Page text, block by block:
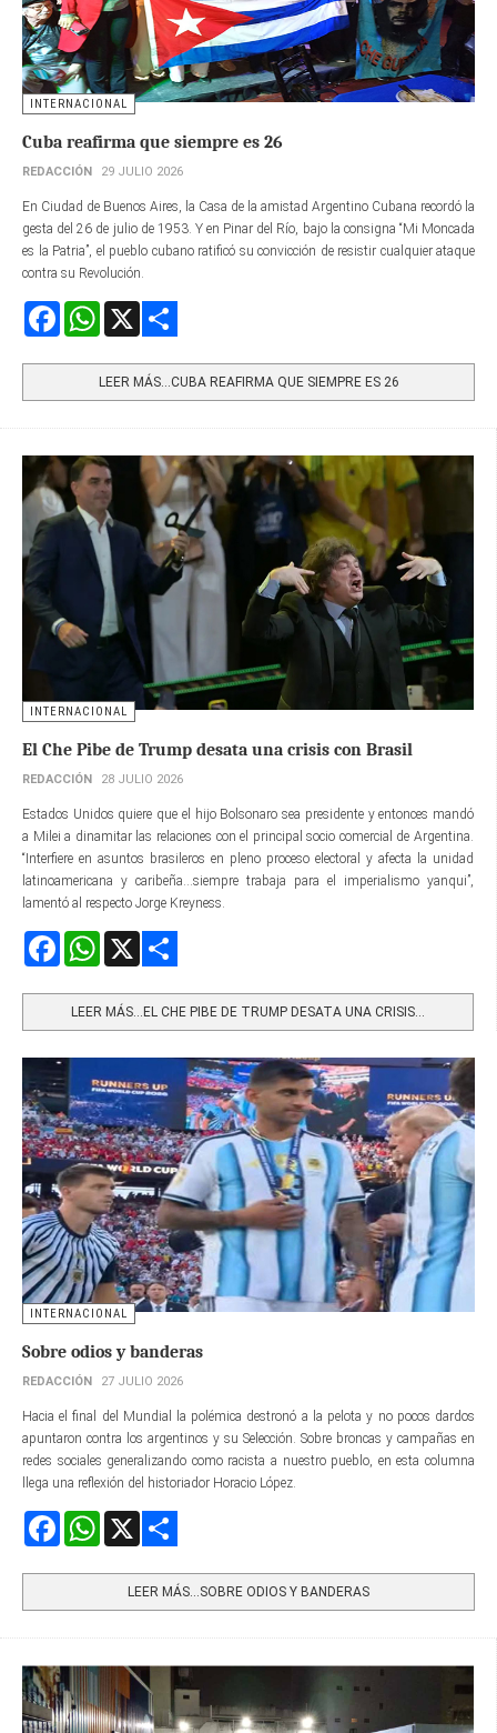
INTERNACIONAL
Cuba reafirma que siempre es 26
REDACCIÓN 29 JULIO 2026
En Ciudad de Buenos Aires, la Casa de la amistad Argentino Cubana recordó la
gesta del 26 de julio de 1953. Y en Pinar del Río, bajo la consigna “Mi Moncada
es la Patria”, el pueblo cubano ratificó su convicción de resistir cualquier ataque
contra su Revolución.
FacebookWhatsApp
LEER MÁS…CUBA REAFIRMA QUE SIEMPRE ES 26
INTERNACIONAL
El Che Pibe de Trump desata una crisis con Brasil
REDACCIÓN 28 JULIO 2026
Estados Unidos quiere que el hijo Bolsonaro sea presidente y entonces mandó
a Milei a dinamitar las relaciones con el principal socio comercial de Argentina.
“Interfiere en asuntos brasileros en pleno proceso electoral y afecta la unidad
latinoamericana y caribeña...siempre trabaja para el imperialismo yanqui”,
lamentó al respecto Jorge Kreyness.
FacebookWhatsApp
LEER MÁS…EL CHE PIBE DE TRUMP DESATA UNA CRISIS...
INTERNACIONAL
Sobre odios y banderas
REDACCIÓN 27 JULIO 2026
Hacia el final del Mundial la polémica destronó a la pelota y no pocos dardos
apuntaron contra los argentinos y su Selección. Sobre broncas y campañas en
redes sociales generalizando como racista a nuestro pueblo, en esta columna
llega una reflexión del historiador Horacio López.
FacebookWhatsApp
LEER MÁS…SOBRE ODIOS Y BANDERAS